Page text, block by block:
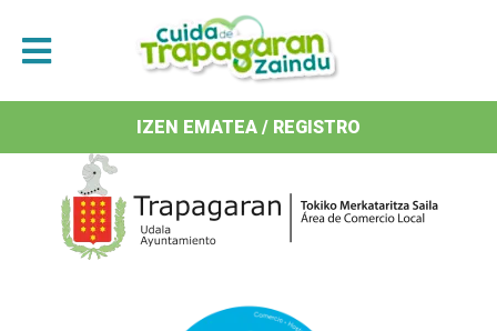
Antolatzaileak / Organizan
IZEN EMATEA / REGISTRO